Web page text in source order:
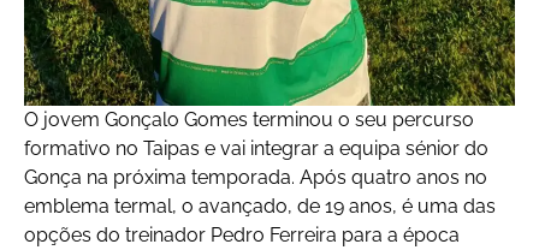
O jovem Gonçalo Gomes terminou o seu percurso
formativo no Taipas e vai integrar a equipa sénior do
Gonça na próxima temporada. Após quatro anos no
emblema termal, o avançado, de 19 anos, é uma das
opções do treinador Pedro Ferreira para a época